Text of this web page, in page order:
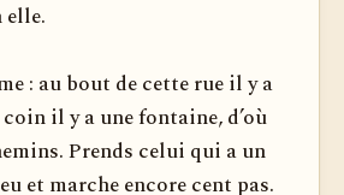
elle.
: au bout de cette rue il y a
il y a une fontaine, d’où
Prends celui qui a un
et marche encore cent pas.